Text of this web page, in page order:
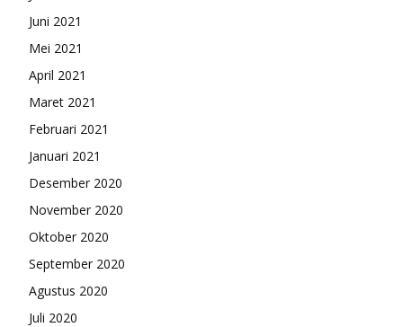
Juni 2021
Mei 2021
April 2021
Maret 2021
Februari 2021
Januari 2021
Desember 2020
November 2020
Oktober 2020
September 2020
Agustus 2020
Juli 2020